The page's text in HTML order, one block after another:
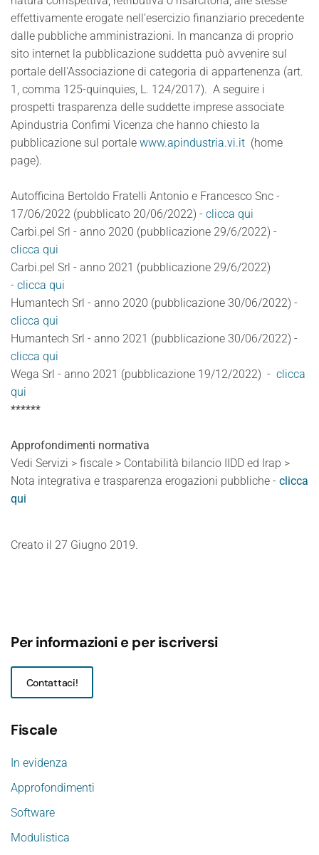
effettivamente erogate nell’esercizio finanziario precedente
dalle pubbliche amministrazioni. In mancanza di proprio
sito internet la pubblicazione suddetta può avvenire sul
portale dell'Associazione di categoria di appartenenza (art.
1, comma 125-quinquies, L. 124/2017). A seguire i
prospetti trasparenza delle suddette imprese associate
Apindustria Confimi Vicenza che hanno chiesto la
pubblicazione sul portale www.apindustria.vi.it (home
page).
Autofficina Bertoldo Fratelli Antonio e Francesco Snc -
17/06/2022 (pubblicato 20/06/2022) - clicca qui
Carbi.pel Srl - anno 2020 (pubblicazione 29/6/2022) -
clicca qui
Carbi.pel Srl - anno 2021 (pubblicazione 29/6/2022)
- clicca qui
Humantech Srl - anno 2020 (pubblicazione 30/06/2022) -
clicca qui
Humantech Srl - anno 2021 (pubblicazione 30/06/2022) -
clicca qui
Wega Srl - anno 2021 (pubblicazione 19/12/2022) - clicca
qui
******
Approfondimenti normativa
Vedi Servizi > fiscale > Contabilità bilancio IIDD ed Irap >
Nota integrativa e trasparenza erogazioni pubbliche - clicca
qui
Creato il 27 Giugno 2019.
Per informazioni e per iscriversi
Contattaci!
Fiscale
In evidenza
Approfondimenti
Software
Modulistica